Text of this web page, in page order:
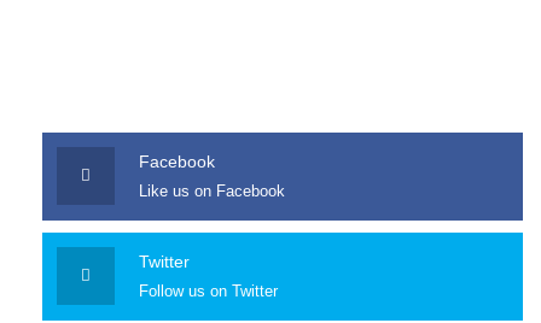
Facebook
Like us on Facebook
Twitter
Follow us on Twitter